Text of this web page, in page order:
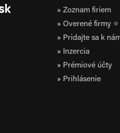
Zoznam firiem
Overené firmy ⭐
Pridajte sa k
Inzercia
Prémiové účty
Prihlásenie